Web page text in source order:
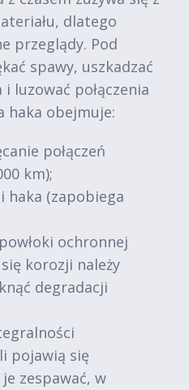
dlatego
przeglądy. Pod
spawy, uszkadzać
luzować połączenia
haka obejmuje:
połączeń
km);
haka (zapobiega
ochronnej
korozji należy
degradacji
pojawią się
zespawać, w